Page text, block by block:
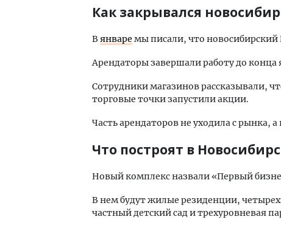
Как закрывался
В январе мы писали, что новосибирский
Арендаторы завершали работу до конца
Сотрудники магазинов рассказывали,
торговые точки запустили акции.
Часть арендаторов не уходила с рынка,
Что построят в
Новый комплекс назвали «Первый
В нем будут жилые резиденции,
частный детский сад и трехуровневая